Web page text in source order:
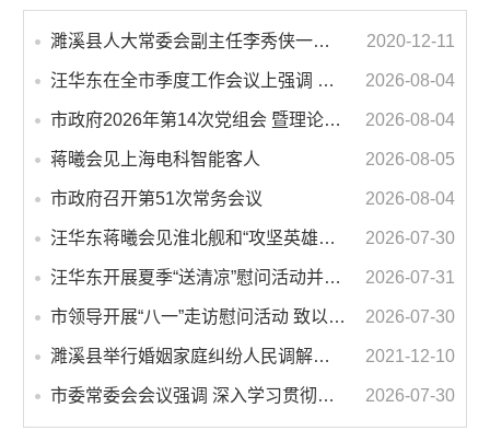
濉溪县人大常委会副主任李秀侠一行调研城乡客运一体化和治超工作 2020-12-11
汪华东在全市季度工作会议上强调 锚定打好“三仗”任务和年度预期目标不动摇 在全市上下掀起比学赶超争先进位的攻坚热潮 2026-08-04
市政府2026年第14次党组会 暨理论学习中心组学习会议召开 蒋曦主持会议并讲话 2026-08-04
蒋曦会见上海电科智能客人 2026-08-05
市政府召开第51次常务会议 2026-08-04
汪华东蒋曦会见淮北舰和“攻坚英雄连”官兵代表 2026-07-30
汪华东开展夏季“送清凉”慰问活动并调研专门教育工作 落实落细防暑降温措施 用心用情关爱一线职工 2026-07-31
市领导开展“八一”走访慰问活动 致以节日问候 畅叙鱼水深情 2026-07-30
濉溪县举行婚姻家庭纠纷人民调解委员会暨调解志愿者服务团成立仪式 2021-12-10
市委常委会会议强调 深入学习贯彻习近平总书记重要讲话指示精神 高质量推进城市更新 不断提升本质安全水平 汪华东主持会议 2026-07-30